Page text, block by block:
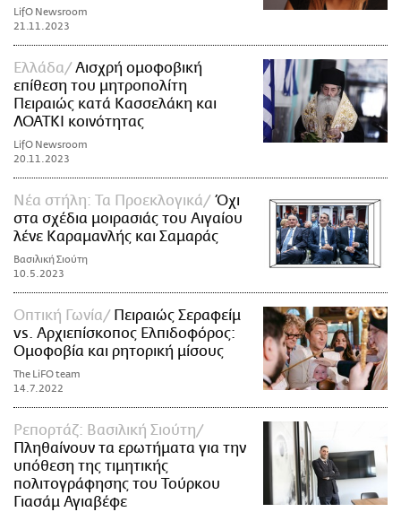
LifO Newsroom
21.11.2023
Ελλάδα
Αισχρή ομοφοβική
επίθεση του μητροπολίτη
Πειραιώς κατά Κασσελάκη και
ΛΟΑΤΚΙ κοινότητας
LifO Newsroom
20.11.2023
Νέα στήλη: Τα Προεκλογικά
Όχι
στα σχέδια μοιρασιάς του Αιγαίου
λένε Καραμανλής και Σαμαράς
Βασιλική Σιούτη
10.5.2023
Οπτική Γωνία
Πειραιώς Σεραφείμ
vs. Αρχιεπίσκοπος Ελπιδοφόρος:
Ομοφοβία και ρητορική μίσους
The LiFO team
14.7.2022
Ρεπορτάζ: Βασιλική Σιούτη
Πληθαίνουν τα ερωτήματα για την
υπόθεση της τιμητικής
πολιτογράφησης του Τούρκου
Γιασάμ Αγιαβέφε